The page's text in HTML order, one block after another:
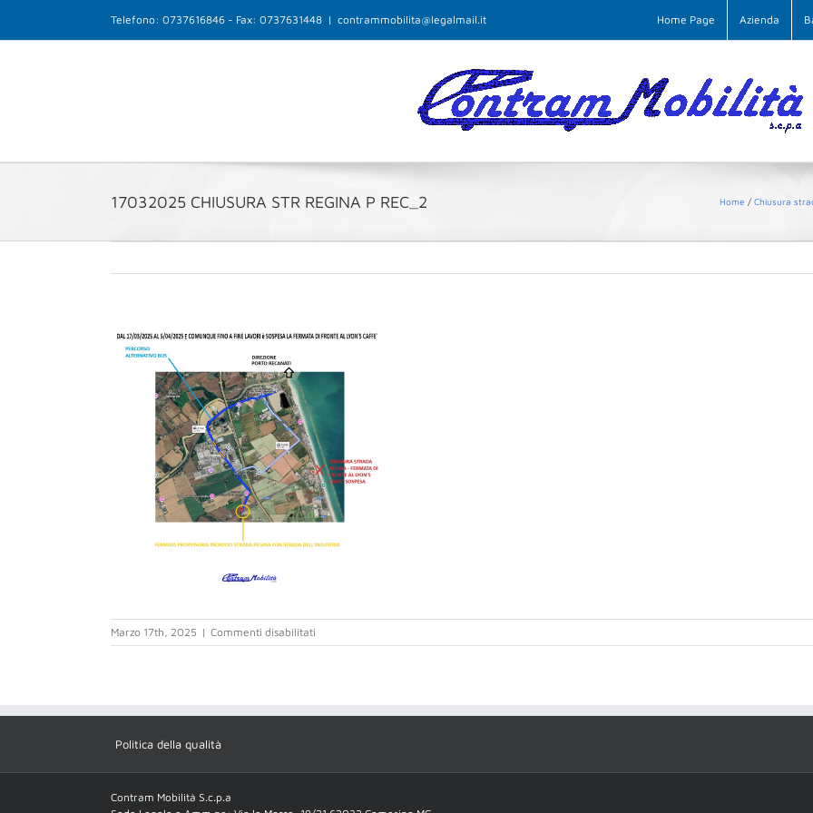
contenuto
Telefono: 0737616846 - Fax: 0737631448 | contrammobilita@legalmail.it Home Page Azienda
17032025 CHIUSURA STR REGINA P REC_2 Home Chiusura
Marzo 17th, 2025 | Commenti disabilitati
17032025
P
Politica della qualità
Contram Mobilità S.c.p.a